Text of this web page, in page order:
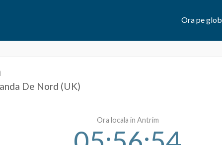
Ora pe glob
De Nord (UK)
Ora locala in Antrim